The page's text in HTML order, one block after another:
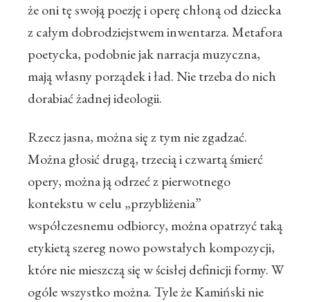
że oni tę swoją poezję i operę chłoną od dziecka
z całym dobrodziejstwem inwentarza. Metafora
poetycka, podobnie jak narracja muzyczna,
mają własny porządek i ład. Nie trzeba do nich
dorabiać żadnej ideologii.
Rzecz jasna, można się z tym nie zgadzać.
Można głosić drugą, trzecią i czwartą śmierć
opery, można ją odrzeć z pierwotnego
kontekstu w celu „przybliżenia”
współczesnemu odbiorcy, można opatrzyć taką
etykietą szereg nowo powstałych kompozycji,
które nie mieszczą się w ścisłej definicji formy. W
ogóle wszystko można. Tyle że Kamiński nie